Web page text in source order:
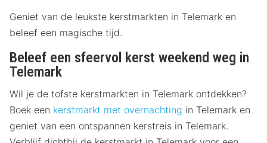
Geniet van de leukste kerstmarkten in Telemark en
beleef een magische tijd.
Beleef een sfeervol kerst weekend weg in
Telemark
Wil je de tofste kerstmarkten in Telemark ontdekken?
Boek een kerstmarkt met overnachting in Telemark en
geniet van een ontspannen kerstreis in Telemark.